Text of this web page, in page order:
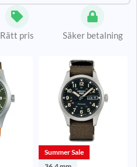
Rätt pris Säker betalning
Summer Sale